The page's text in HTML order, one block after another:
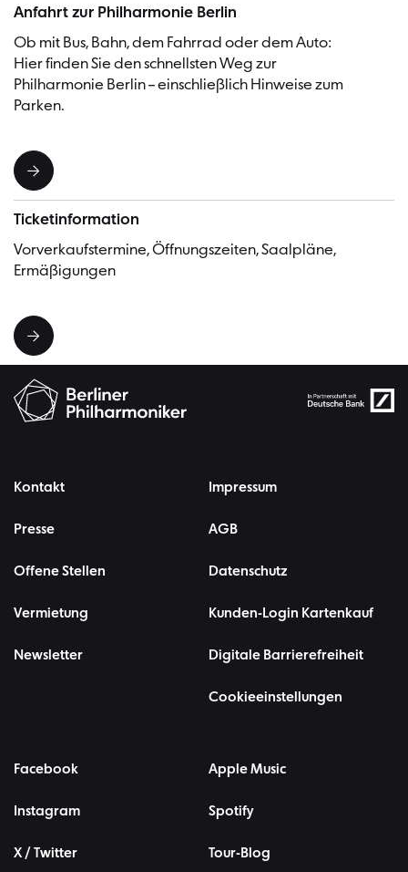
Anfahrt zur Philharmonie Berlin
Ob mit Bus, Bahn, dem Fahrrad oder dem Auto:
Hier finden Sie den schnellsten Weg zur
Philharmonie Berlin – einschließlich Hinweise zum
Parken.
Ticketinformation
Vorverkaufstermine, Öffnungszeiten, Saalpläne,
Ermäßigungen
Kontakt
Presse
Offene Stellen
Vermietung
Newsletter
Impressum
AGB
Datenschutz
Kunden-Login Kartenkauf
Digitale Barrierefreiheit
Cookieeinstellungen
Facebook
Instagram
X / Twitter
Apple Music
Spotify
Tour-Blog